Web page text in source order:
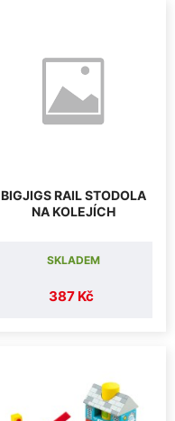
BIGJIGS RAIL STODOLA
NA KOLEJÍCH
387 Kč
SKLADEM